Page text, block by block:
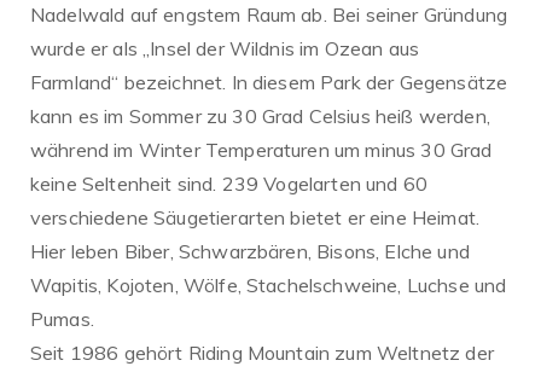
Nadelwald auf engstem Raum ab. Bei seiner Gründung
wurde er als „Insel der Wildnis im Ozean aus
Farmland“ bezeichnet. In diesem Park der Gegensätze
kann es im Sommer zu 30 Grad Celsius heiß werden,
während im Winter Temperaturen um minus 30 Grad
keine Seltenheit sind. 239 Vogelarten und 60
verschiedene Säugetierarten bietet er eine Heimat.
Hier leben Biber, Schwarzbären, Bisons, Elche und
Wapitis, Kojoten, Wölfe, Stachelschweine, Luchse und
Pumas.
Seit 1986 gehört Riding Mountain zum Weltnetz der